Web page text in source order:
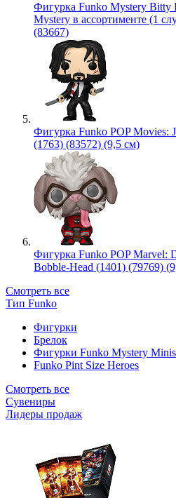
Фигурка Funko Mystery Bitty
Mystery в ассортименте (1
(83667)
Фигурка Funko POP Movies:
(1763) (83572) (9,5 см)
Фигурка Funko POP Marvel:
Bobble-Head (1401) (79769)
Смотреть все
Тип Funko
Фигурки
Брелок
Фигурки Funko Mystery Minis
Funko Pint Size Heroes
Смотреть все
Сувениры
Лидеры продаж